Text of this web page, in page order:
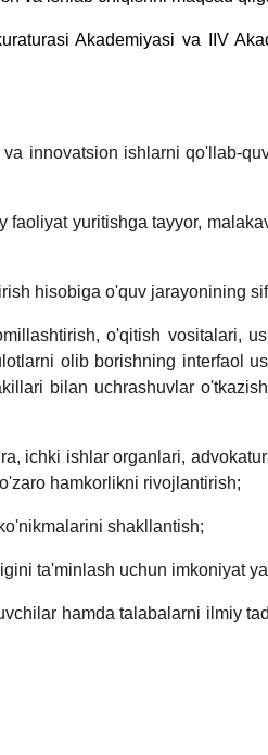
Akademiyasi va IIV
innovatsion ishlarni qo'llab-
yuritishga tayyor,
hisobiga o'quv jarayonining
o'qitish vositalari,
olib borishning interfaol
bilan uchrashuvlar
ichki ishlar organlari,
hamkorlikni rivojlantirish;
shakllantish;
ta'minlash uchun imkoniyat
hamda talabalarni ilmiy